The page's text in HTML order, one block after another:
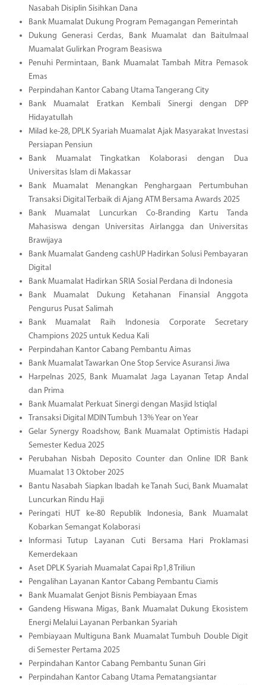
Nasabah Disiplin Sisihkan Dana
Bank Muamalat Dukung Program Pemagangan Pemerintah
Dukung Generasi Cerdas, Bank Muamalat dan Baitulmaal
Muamalat Gulirkan Program Beasiswa
Penuhi Permintaan, Bank Muamalat Tambah Mitra Pemasok
Emas
Perpindahan Kantor Cabang Utama Tangerang City
Bank Muamalat Eratkan Kembali Sinergi dengan DPP
Hidayatullah
Milad ke-28, DPLK Syariah Muamalat Ajak Masyarakat Investasi
Persiapan Pensiun
Bank Muamalat Tingkatkan Kolaborasi dengan Dua
Universitas Islam di Makassar
Bank Muamalat Menangkan Penghargaan Pertumbuhan
Transaksi Digital Terbaik di Ajang ATM Bersama Awards 2025
Bank Muamalat Luncurkan Co-Branding Kartu Tanda
Mahasiswa dengan Universitas Airlangga dan Universitas
Brawijaya
Bank Muamalat Gandeng cashUP Hadirkan Solusi Pembayaran
Digital
Bank Muamalat Hadirkan SRIA Sosial Perdana di Indonesia
Bank Muamalat Dukung Ketahanan Finansial Anggota
Pengurus Pusat Salimah
Bank Muamalat Raih Indonesia Corporate Secretary
Champions 2025 untuk Kedua Kali
Perpindahan Kantor Cabang Pembantu Aimas
Bank Muamalat Tawarkan One Stop Service Asuransi Jiwa
Harpelnas 2025, Bank Muamalat Jaga Layanan Tetap Andal
dan Prima
Bank Muamalat Perkuat Sinergi dengan Masjid Istiqlal
Transaksi Digital MDIN Tumbuh 13% Year on Year
Gelar Synergy Roadshow, Bank Muamalat Optimistis Hadapi
Semester Kedua 2025
Perubahan Nisbah Deposito Counter dan Online IDR Bank
Muamalat 13 Oktober 2025
Bantu Nasabah Siapkan Ibadah ke Tanah Suci, Bank Muamalat
Luncurkan Rindu Haji
Peringati HUT ke-80 Republik Indonesia, Bank Muamalat
Kobarkan Semangat Kolaborasi
Informasi Tutup Layanan Cuti Bersama Hari Proklamasi
Kemerdekaan
Aset DPLK Syariah Muamalat Capai Rp1,8 Triliun
Pengalihan Layanan Kantor Cabang Pembantu Ciamis
Bank Muamalat Genjot Bisnis Pembiayaan Emas
Gandeng Hiswana Migas, Bank Muamalat Dukung Ekosistem
Energi Melalui Layanan Perbankan Syariah
Pembiayaan Multiguna Bank Muamalat Tumbuh Double Digit
di Semester Pertama 2025
Perpindahan Kantor Cabang Pembantu Sunan Giri
Perpindahan Kantor Cabang Utama Pematangsiantar